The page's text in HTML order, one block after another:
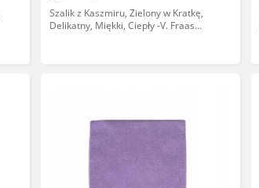
Szalik z Kaszmiru, Zielony w Kratkę,
Delikatny, Miękki, Ciepły -V. Fraas